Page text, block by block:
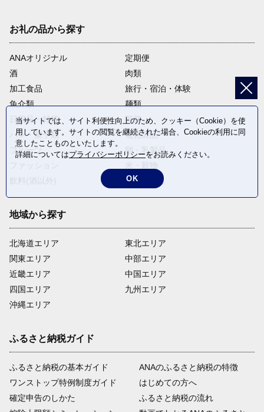
お礼の品から探す
ANAオリジナル
定期便
酒
肉類
加工食品
旅行・宿泊・体験
魚介類
麺類
日用品・雑貨
野菜
パン・菓子類
電化製品
フルーツ
卵・乳製品
返礼品なし
地域から探す
北海道エリア
関東エリア
近畿エリア
四国エリア
沖縄エリア
東北エリア
中部エリア
中国エリア
九州エリア
ふるさと納税ガイド
ふるさと納税の基本ガイド
ワンストップ特例制度ガイド
確定申告のしかた
ANAのふるさと納税の特徴
はじめての方へ
ふるさと納税の流れ
当サイトでは、サイト利便性向上のため、クッキー（Cookie）を使
用しています。サイトの閲覧を継続された場合、Cookieの利用に同
意したことものといたします。
詳細についてはプライバシーポリシーをお読みください。
OK